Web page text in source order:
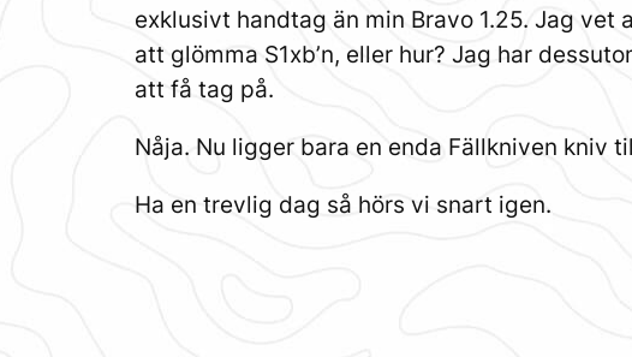
exklusivt handtag än min Bravo 1.25. Jag
att glömma S1xb’n, eller hur? Jag har
att få tag på.
Nåja. Nu ligger bara en enda Fällkniven kniv
Ha en trevlig dag så hörs vi snart igen.